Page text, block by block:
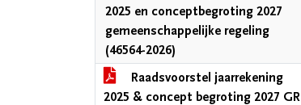
2025 en conceptbegroting 2027
gemeenschappelijke regeling
(46564-2026)
Raadsvoorstel jaarrekening
2025 & concept begroting 2027 GR